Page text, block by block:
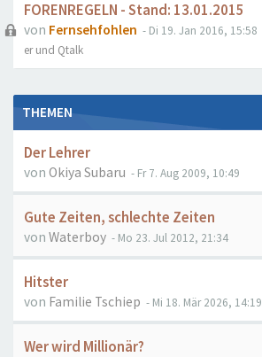
FORENREGELN - Stand: 13.01.2015
von Fernsehfohlen - Di 19. Jan 2016, 15:58
er und Qtalk
THEMEN
Der Lehrer
von Okiya Subaru - Fr 7. Aug 2009, 10:49
Gute Zeiten, schlechte Zeiten
von Waterboy - Mo 23. Jul 2012, 21:34
Hitster
von Familie Tschiep - Mi 18. Mär 2026, 14:19
Wer wird Millionär?